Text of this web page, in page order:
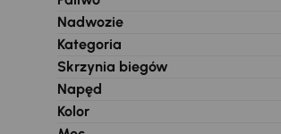
Nadwozie
Kategoria
Skrzynia biegów
Napęd
Kolor